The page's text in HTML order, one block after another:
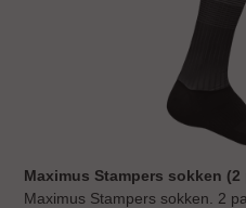
Maximus Stampers sokken (2
Maximus Stampers sokken. 2